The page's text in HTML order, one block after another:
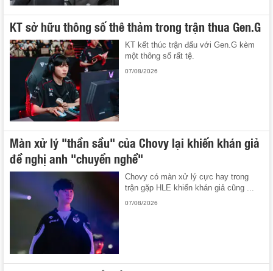
KT sở hữu thông số thê thảm trong trận thua Gen.G
KT kết thúc trận đấu với Gen.G kèm
một thông số rất tệ.
07/08/2026
Màn xử lý "thần sầu" của Chovy lại khiến khán giả
đề nghị anh "chuyển nghề"
Chovy có màn xử lý cực hay trong
trận gặp HLE khiến khán giả cũng ...
07/08/2026